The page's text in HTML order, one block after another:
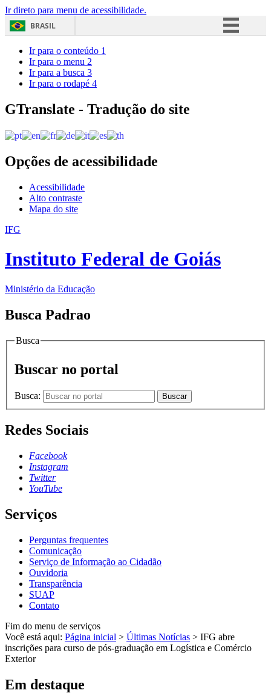
Ir direto para menu de acessibilidade.
BRASIL
Acesso à informação
Ir para o conteúdo 1
Ir para o menu 2
Ir para a busca 3
Ir para o rodapé 4
GTranslate - Tradução do site
Opções de acessibilidade
Acessibilidade
Alto contraste
Mapa do site
IFG
Instituto Federal de Goiás
Ministério da Educação
Busca Padrao
Busca
Buscar no portal
Busca: Buscar
Redes Sociais
Facebook
Instagram
Twitter
YouTube
Serviços
Perguntas frequentes
Comunicação
Serviço de Informação ao Cidadão
Ouvidoria
Transparência
SUAP
Contato
Fim do menu de serviços
Você está aqui: Página inicial > Últimas Notícias > IFG abre
inscrições para curso de pós-graduação em Logística e Comércio
Exterior
Em destaque